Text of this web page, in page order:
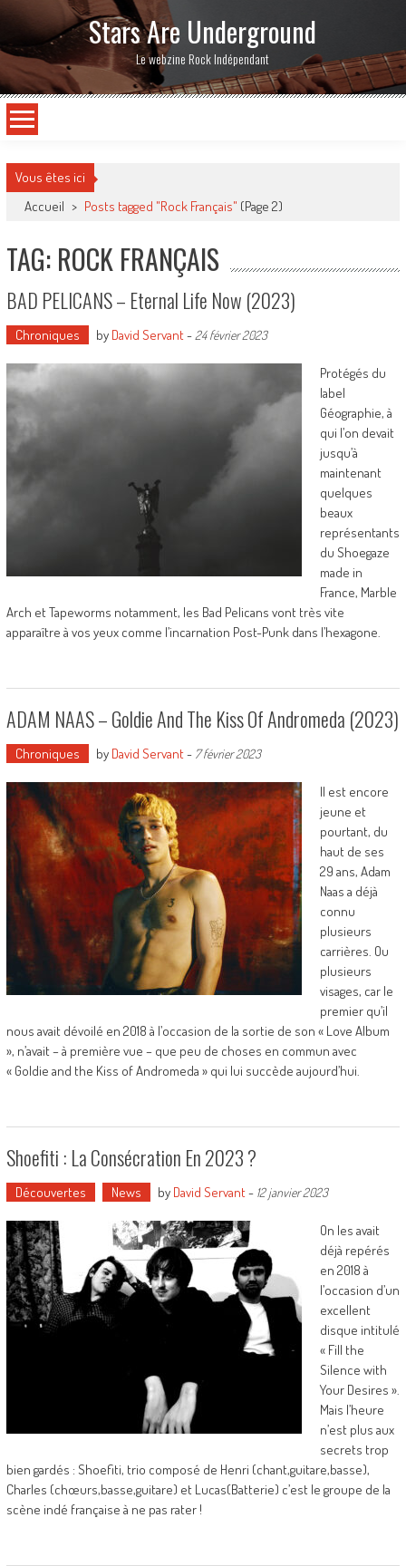
Stars Are Underground
Le webzine Rock Indépendant
Vous êtes ici
Accueil > Posts tagged "Rock Français" (Page 2)
TAG: ROCK FRANÇAIS
BAD PELICANS – Eternal Life Now (2023)
Chroniques by David Servant- 24 février 2023
Protégés du
label
Géographie, à
qui l’on devait
jusqu’à
maintenant
quelques
beaux
représentants
du Shoegaze
made in
France, Marble
Arch et Tapeworms notamment, les Bad Pelicans vont très vite
apparaître à vos yeux comme l’incarnation Post-Punk dans l’hexagone.
ADAM NAAS – Goldie And The Kiss Of Andromeda (2023)
Chroniques by David Servant- 7 février 2023
Il est encore
jeune et
pourtant, du
haut de ses
29 ans, Adam
Naas a déjà
connu
plusieurs
carrières. Ou
plusieurs
visages, car le
premier qu’il
nous avait dévoilé en 2018 à l’occasion de la sortie de son « Love Album
», n’avait – à première vue – que peu de choses en commun avec
« Goldie and the Kiss of Andromeda » qui lui succède aujourd’hui.
Shoefiti : La Consécration En 2023 ?
Découvertes News by David Servant- 12 janvier 2023
On les avait
déjà repérés
en 2018 à
l’occasion d’un
excellent
disque intitulé
« Fill the
Silence with
Your Desires ».
Mais l’heure
n’est plus aux
secrets trop
bien gardés : Shoefiti, trio composé de Henri (chant,guitare,basse),
Charles (chœurs,basse,guitare) et Lucas(Batterie) c’est le groupe de la
scène indé française à ne pas rater !